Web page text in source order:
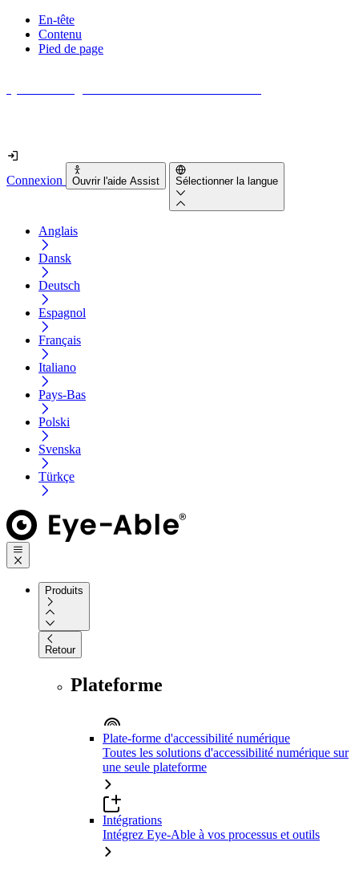
En-tête
Contenu
Pied de page
Connexion Ouvrir l'aide Assist Sélectionner la langue
Anglais
Dansk
Deutsch
Espagnol
Français
Italiano
Pays-Bas
Polski
Svenska
Türkçe
Produits
Retour
Plateforme
Plate-forme d'accessibilité numérique
Toutes les solutions d'accessibilité numérique sur
une seule plateforme
Intégrations
Intégrez Eye-Able à vos processus et outils